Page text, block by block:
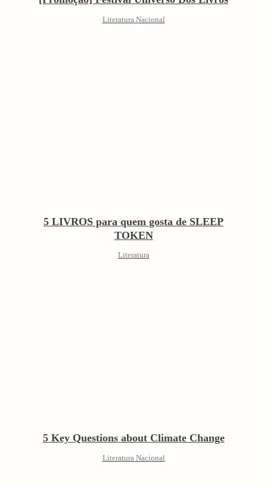
Literatura Nacional
5 LIVROS para quem gosta de SLEEP
TOKEN
Literatura
5 Key Questions about Climate Change
Literatura Nacional